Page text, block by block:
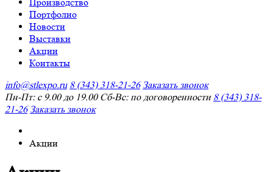
Портфолио
Новости
Выставки
Акции
Контакты
info@stlexpo.ru 8 (343) 318-21-26 Заказать звонок
Пн-Пт: с 9.00 до 19.00 Сб-Вс: по договоренности 8 (343) 318-
21-26 Заказать звонок
Акции